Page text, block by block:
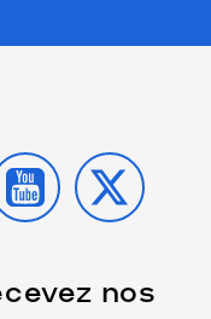
X
nos